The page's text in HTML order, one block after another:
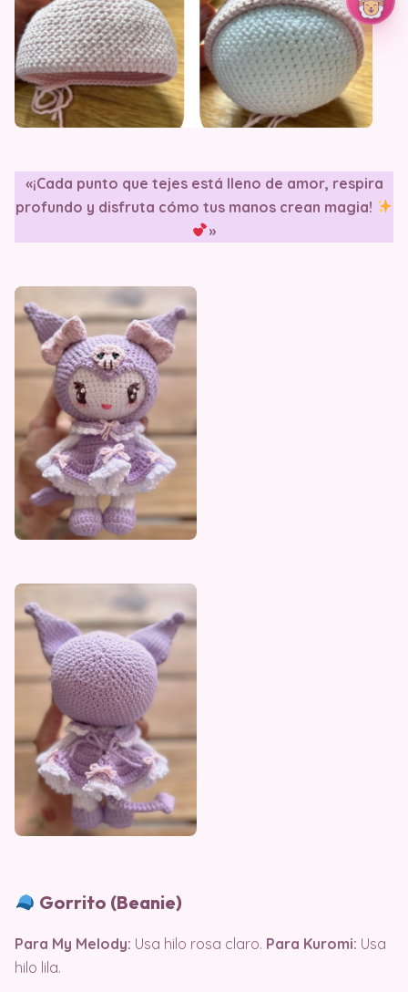
«¡Cada punto que tejes está lleno de amor, respira
profundo y disfruta cómo tus manos crean magia!
»
Gorrito (Beanie)
Para My Melody: Usa hilo rosa claro. Para Kuromi: Usa
hilo lila.